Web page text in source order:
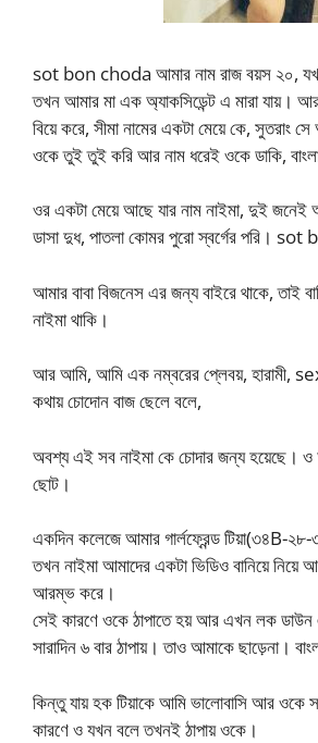
sot bon choda আমার নাম রাজ বয়স ২০,
তখন আমার মা এক অ্যাকসিডেন্ট এ মারা যায়।
বিয়ে করে, সীমা নামের একটা মেয়ে কে, সুতরাং
ওকে তুই তুই করি আর নাম ধরেই ওকে ডাকি, বাংলা
ওর একটা মেয়ে আছে যার নাম নাইমা, দুই জনেই
ডাসা দুধ, পাতলা কোমর পুরো স্বর্গের পরি।
আমার বাবা বিজনেস এর জন্য বাইরে থাকে, তাই
নাইমা থাকি।
আর আমি, আমি এক নম্বরের প্লেবয়, হারামী,
কথায় চোদোন বাজ ছেলে বলে,
অবশ্য এই সব নাইমা কে চোদার জন্য হয়েছে। ও
ছোট।
একদিন কলেজে আমার গার্লফ্রেন্ড টিয়া(৩৪B-২৮-
তখন নাইমা আমাদের একটা ভিডিও বানিয়ে নিয়ে
আরম্ভ করে।
সেই কারণে ওকে ঠাপাতে হয় আর এখন লক
সারাদিন ৬ বার ঠাপায়। তাও আমাকে ছাড়েনা।
কিন্তু যায় হক টিয়াকে আমি ভালোবাসি আর ওকে
কারণে ও যখন বলে তখনই ঠাপায় ওকে।